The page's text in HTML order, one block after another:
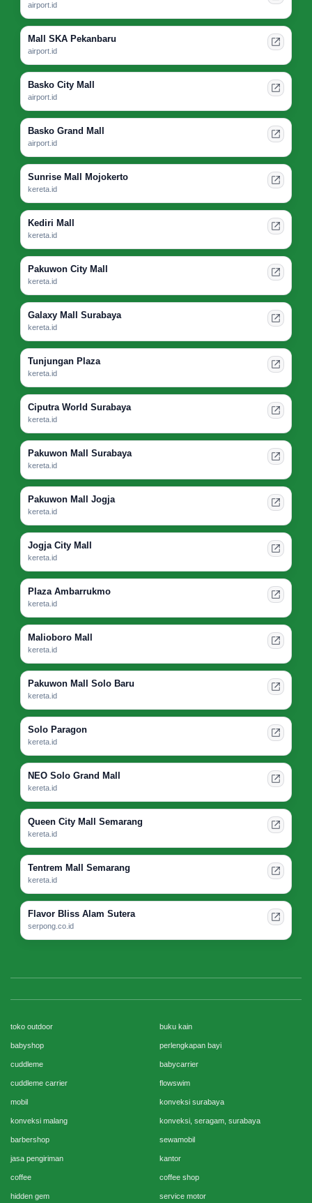
airport.id
Mall SKA Pekanbaru
airport.id
Basko City Mall
airport.id
Basko Grand Mall
airport.id
Sunrise Mall Mojokerto
kereta.id
Kediri Mall
kereta.id
Pakuwon City Mall
kereta.id
Galaxy Mall Surabaya
kereta.id
Tunjungan Plaza
kereta.id
Ciputra World Surabaya
kereta.id
Pakuwon Mall Surabaya
kereta.id
Pakuwon Mall Jogja
kereta.id
Jogja City Mall
kereta.id
Plaza Ambarrukmo
kereta.id
Malioboro Mall
kereta.id
Pakuwon Mall Solo Baru
kereta.id
Solo Paragon
kereta.id
NEO Solo Grand Mall
kereta.id
Queen City Mall Semarang
kereta.id
Tentrem Mall Semarang
kereta.id
Flavor Bliss Alam Sutera
serpong.co.id
toko outdoor buku kain
babyshop perlengkapan bayi
cuddleme babycarrier
cuddleme carrier flowswim
mobil konveksi surabaya
konveksi malang konveksi, seragam, surabaya
barbershop sewamobil
jasa pengiriman kantor
coffee coffee shop
hidden gem service motor